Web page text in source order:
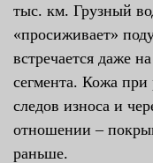
тыс. км. Грузный
«просиживает»
встречается даже
сегмента. Кожа при
следов износа и
отношении –
раньше.